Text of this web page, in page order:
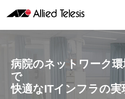
病院のネットワーク
で
快適なITインフラの実